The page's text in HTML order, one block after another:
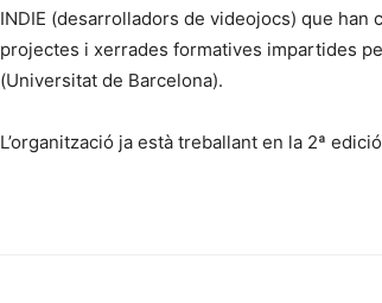
INDIE (desarrolladors de videojocs) que han
projectes i xerrades formatives impartides
(Universitat de Barcelona).
L’organització ja està treballant en la 2ª